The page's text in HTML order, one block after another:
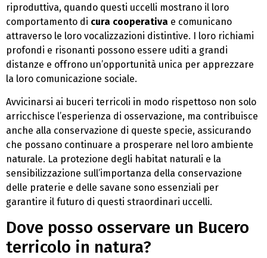
riproduttiva, quando questi uccelli mostrano il loro
comportamento di cura cooperativa e comunicano
attraverso le loro vocalizzazioni distintive. I loro richiami
profondi e risonanti possono essere uditi a grandi
distanze e offrono un’opportunità unica per apprezzare
la loro comunicazione sociale.
Avvicinarsi ai buceri terricoli in modo rispettoso non solo
arricchisce l’esperienza di osservazione, ma contribuisce
anche alla conservazione di queste specie, assicurando
che possano continuare a prosperare nel loro ambiente
naturale. La protezione degli habitat naturali e la
sensibilizzazione sull’importanza della conservazione
delle praterie e delle savane sono essenziali per
garantire il futuro di questi straordinari uccelli.
Dove posso osservare un Bucero
terricolo in natura?